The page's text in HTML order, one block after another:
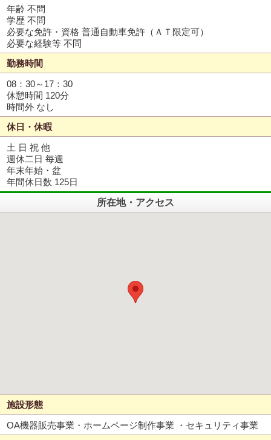
年齢 不問
学歴 不問
必要な免許・資格 普通自動車免許（ＡＴ限定可）
必要な経験等 不問
勤務時間
08：30～17：30
休憩時間 120分
時間外 なし
休日・休暇
土 日 祝 他
週休二日 毎週
年末年始・盆
年間休日数 125日
所在地・アクセス
施設形態
OA機器販売事業・ホームページ制作事業 ・セキュリティ事業